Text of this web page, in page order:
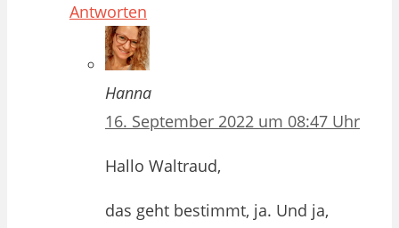
Antworten
Hanna
16. September 2022 um 08:47 Uhr
Hallo Waltraud,
das geht bestimmt, ja. Und ja,